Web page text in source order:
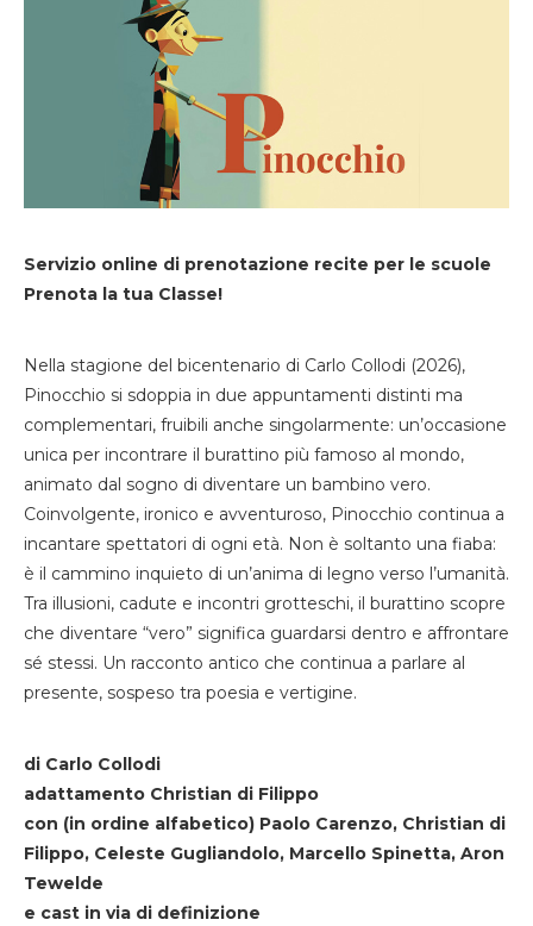
Servizio online di prenotazione recite per le scuole
Prenota la tua Classe!
Nella stagione del bicentenario di Carlo Collodi (2026),
Pinocchio si sdoppia in due appuntamenti distinti ma
complementari, fruibili anche singolarmente: un’occasione
unica per incontrare il burattino più famoso al mondo,
animato dal sogno di diventare un bambino vero.
Coinvolgente, ironico e avventuroso, Pinocchio continua a
incantare spettatori di ogni età. Non è soltanto una fiaba:
è il cammino inquieto di un’anima di legno verso l’umanità.
Tra illusioni, cadute e incontri grotteschi, il burattino scopre
che diventare “vero” significa guardarsi dentro e affrontare
sé stessi. Un racconto antico che continua a parlare al
presente, sospeso tra poesia e vertigine.
di Carlo Collodi
adattamento Christian di Filippo
con (in ordine alfabetico) Paolo Carenzo, Christian di
Filippo, Celeste Gugliandolo, Marcello Spinetta, Aron
Tewelde
e cast in via di definizione